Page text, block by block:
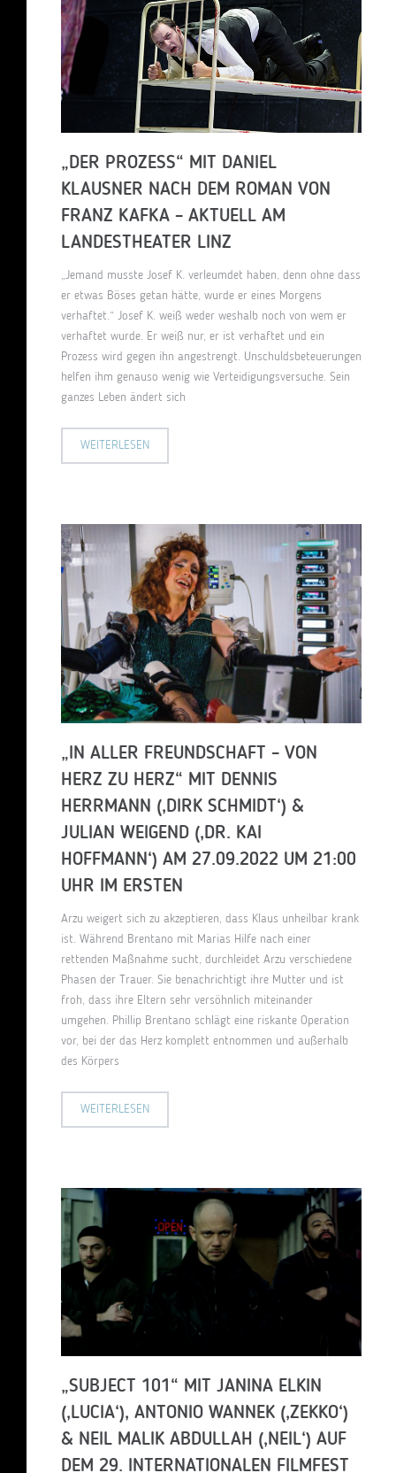
„DER PROZESS“ MIT DANIEL
KLAUSNER NACH DEM ROMAN VON
FRANZ KAFKA – AKTUELL AM
LANDESTHEATER LINZ
„Jemand musste Josef K. verleumdet haben, denn ohne dass
er etwas Böses getan hätte, wurde er eines Morgens
verhaftet.“ Josef K. weiß weder weshalb noch von wem er
verhaftet wurde. Er weiß nur, er ist verhaftet und ein
Prozess wird gegen ihn angestrengt. Unschuldsbeteuerungen
helfen ihm genauso wenig wie Verteidigungsversuche. Sein
ganzes Leben ändert sich
WEITERLESEN
„IN ALLER FREUNDSCHAFT – VON
HERZ ZU HERZ“ MIT DENNIS
HERRMANN (‚DIRK SCHMIDT‘) &
JULIAN WEIGEND (‚DR. KAI
HOFFMANN‘) AM 27.09.2022 UM 21:00
UHR IM ERSTEN
Arzu weigert sich zu akzeptieren, dass Klaus unheilbar krank
ist. Während Brentano mit Marias Hilfe nach einer
rettenden Maßnahme sucht, durchleidet Arzu verschiedene
Phasen der Trauer. Sie benachrichtigt ihre Mutter und ist
froh, dass ihre Eltern sehr versöhnlich miteinander
umgehen. Phillip Brentano schlägt eine riskante Operation
vor, bei der das Herz komplett entnommen und außerhalb
des Körpers
WEITERLESEN
„SUBJECT 101“ MIT JANINA ELKIN
(‚LUCIA‘), ANTONIO WANNEK (‚ZEKKO‘)
& NEIL MALIK ABDULLAH (‚NEIL‘) AUF
DEM 29. INTERNATIONALEN FILMFEST